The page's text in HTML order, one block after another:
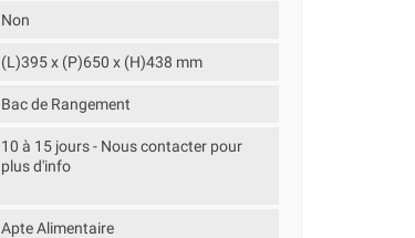
Non
(L)395 x (P)650 x (H)438 mm
Bac de Rangement
10 à 15 jours - Nous contacter pour
plus d'info
Apte Alimentaire